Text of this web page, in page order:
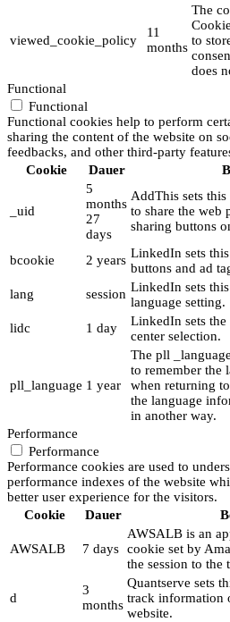
viewed_cookie_policy
11
months
The
to
does
Functional
Functional
Functional cookies help to perform
sharing the content of the website on
feedbacks, and other third-party
Cookie
Dauer
_uid
5
months
27
days
AddThis sets
to share the web
sharing buttons
bcookie 2 years LinkedIn sets
buttons and ad
lang
session LinkedIn sets
language setting.
lidc
1 day
LinkedIn sets
center selection.
pll_language 1 year
The pll
to remember the
when returning
the language
in another way.
Performance
Performance
Performance cookies are used to
performance indexes of the website
better user experience for the visitors.
Cookie
Dauer
AWSALB 7 days
AWSALB is an
cookie set by
the session to the
d
3
months
Quantserve sets
track information
website.